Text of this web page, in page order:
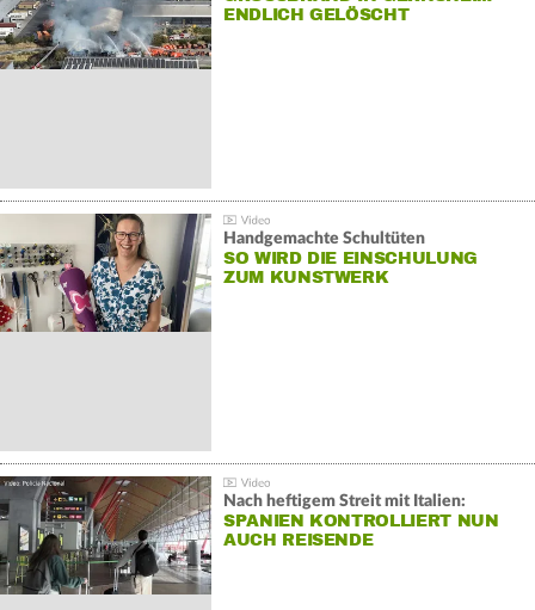
NDLICH GELÖSCHT
Handgemachte Schultüten
SO WIRD DIE EINSCHULUNG
ZUM KUNSTWERK
Nach heftigem Streit mit Italien:
SPANIEN KONTROLLIERT NUN
AUCH REISENDE